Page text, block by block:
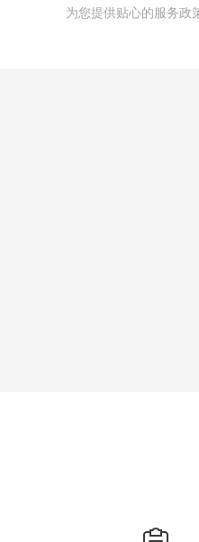
为您提供贴心的服务政